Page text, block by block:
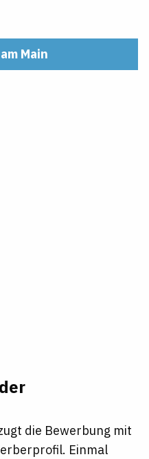
Main
die Bewerbung mit
Einmal